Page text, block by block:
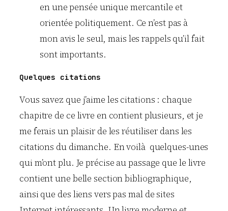
en une pensée unique mercantile et
orientée politiquement. Ce n’est pas à
mon avis le seul, mais les rappels qu’il fait
sont importants.
Quelques citations
Vous savez que j’aime les citations : chaque
chapitre de ce livre en contient plusieurs, et je
me ferais un plaisir de les réutiliser dans les
citations du dimanche. En voilà quelques-unes
qui m’ont plu. Je précise au passage que le livre
contient une belle section bibliographique,
ainsi que des liens vers pas mal de sites